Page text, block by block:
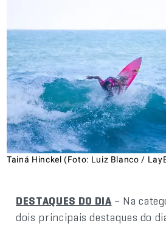
Tainá Hinckel (Foto: Luiz Blanco /
DESTAQUES DO DIA – Na
dois principais destaques do